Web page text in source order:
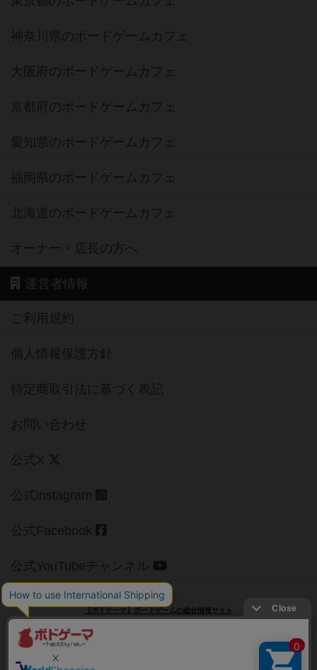
神奈川県のボードゲームカフェ
大阪府のボードゲームカフェ
京都府のボードゲームカフェ
愛知県のボードゲームカフェ
福岡県のボードゲームカフェ
北海道のボードゲームカフェ
オーナー・店長の方へ
運営者情報
ご利用規約
個人情報保護方針
特定商取引法に基づく表記
お問い合わせ
公式X
公式instagram
公式Facebook
公式YouTubeチャンネル
Copyright (c)
【ボドゲーマ】ボードゲームの総合情報サイト